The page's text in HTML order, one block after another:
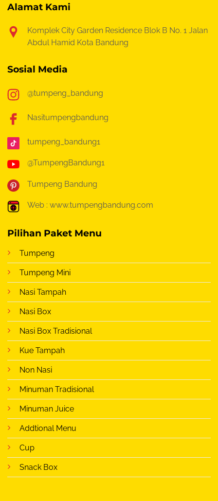
Alamat Kami
Komplek City Garden Residence Blok B No. 1 Jalan
Abdul Hamid Kota Bandung
Sosial Media
@tumpeng_bandung
Nasitumpengbandung
tumpeng_bandung1
@TumpengBandung1
Tumpeng Bandung
Web : www.tumpengbandung.com
Pilihan Paket Menu
Tumpeng
Tumpeng Mini
Nasi Tampah
Nasi Box
Nasi Box Tradisional
Kue Tampah
Non Nasi
Minuman Tradisional
Minuman Juice
Addtional Menu
Cup
Snack Box